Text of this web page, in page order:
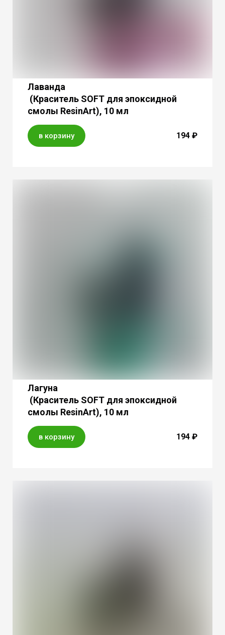
Лаванда
(Краситель SOFT для эпоксидной
смолы ResinArt), 10 мл
в корзину 194 ₽
Лагуна
(Краситель SOFT для эпоксидной
смолы ResinArt), 10 мл
в корзину 194 ₽